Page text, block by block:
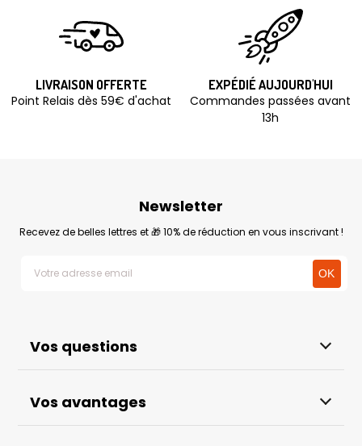
LIVRAISON OFFERTE
Point Relais dès 59€ d'achat
EXPÉDIÉ AUJOURD'HUI
Commandes passées avant
13h
Vos questions
Vos avantages
Newsletter
Recevez de belles lettres et 🎁 10% de réduction en vous inscrivant !